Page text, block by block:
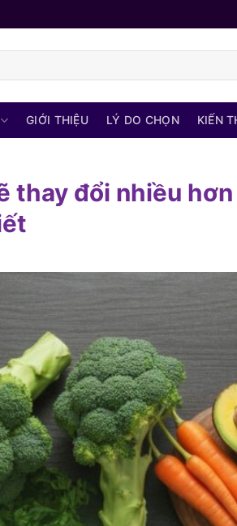
GIỚI THIỆU LÝ DO CHỌN KIẾN
thay đổi nhiều